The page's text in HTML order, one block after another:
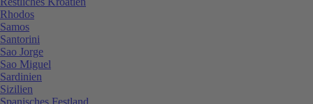
Rhodos
Samos
Santorini
Sao Jorge
Sao Miguel
Sardinien
Sizilien
Spanisches Festland